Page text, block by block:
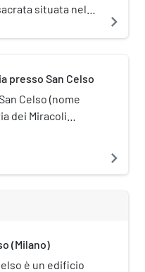
situata nel
Sant'Eufemia.
navigate_next
presso San Celso
Celso (nome
dei Miracoli
esempio
a
navigate_next
(Milano)
è un edificio